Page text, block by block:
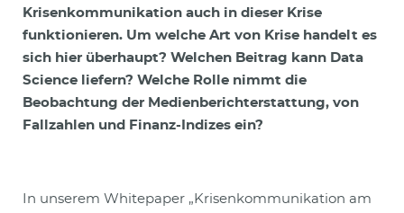
Krisenkommunikation auch in dieser Krise
funktionieren. Um welche Art von Krise handelt es
sich hier überhaupt? Welchen Beitrag kann Data
Science liefern? Welche Rolle nimmt die
Beobachtung der Medienberichterstattung, von
Fallzahlen und Finanz-Indizes ein?
In unserem Whitepaper „Krisenkommunikation am